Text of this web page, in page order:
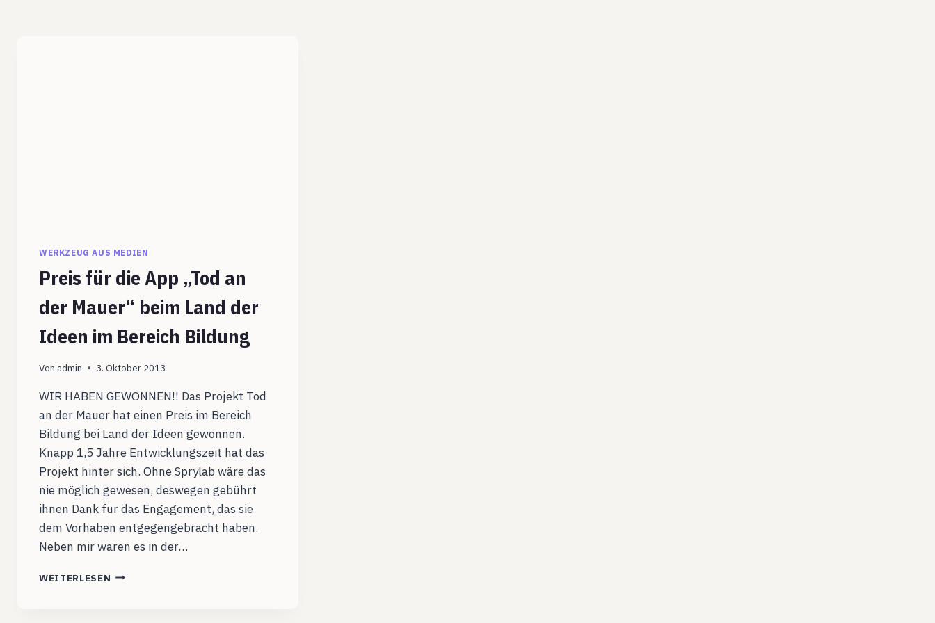
WERKZEUG AUS MEDIEN
Preis für die App „Tod an
der Mauer“ beim Land der
Ideen im Bereich Bildung
Von admin 3. Oktober 2013
WIR HABEN GEWONNEN!! Das Projekt Tod
an der Mauer hat einen Preis im Bereich
Bildung bei Land der Ideen gewonnen.
Knapp 1,5 Jahre Entwicklungszeit hat das
Projekt hinter sich. Ohne Sprylab wäre das
nie möglich gewesen, deswegen gebührt
ihnen Dank für das Engagement, das sie
dem Vorhaben entgegengebracht haben.
Neben mir waren es in der…
WEITERLESEN PREIS